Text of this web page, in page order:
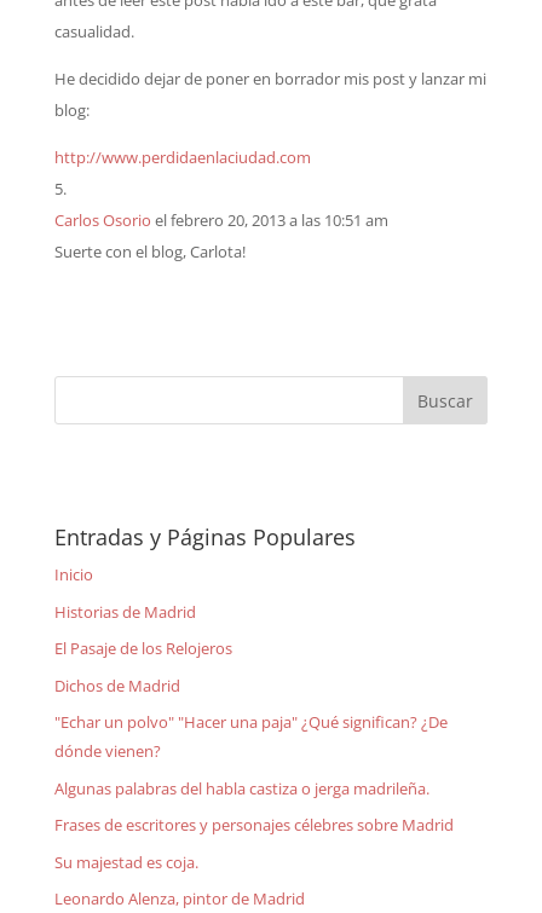
casualidad.
He decidido dejar de poner en borrador mis post y lanzar mi
blog:
http://www.perdidaenlaciudad.com
Carlos Osorio el febrero 20, 2013 a las 10:51 am
Suerte con el blog, Carlota!
Entradas y Páginas Populares
Inicio
Historias de Madrid
El Pasaje de los Relojeros
Dichos de Madrid
"Echar un polvo" "Hacer una paja" ¿Qué significan? ¿De
dónde vienen?
Algunas palabras del habla castiza o jerga madrileña.
Frases de escritores y personajes célebres sobre Madrid
Su majestad es coja.
Leonardo Alenza, pintor de Madrid